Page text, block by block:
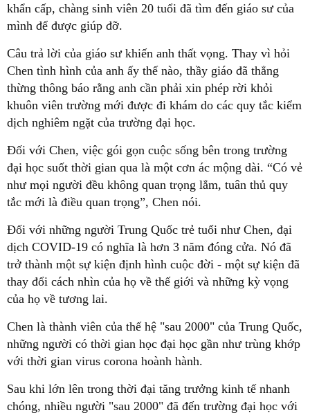
khẩn cấp, chàng sinh viên 20 tuổi đã tìm đến giáo sư của
mình để được giúp đỡ.
Câu trả lời của giáo sư khiến anh thất vọng. Thay vì hỏi
Chen tình hình của anh ấy thế nào, thầy giáo đã thẳng
thừng thông báo rằng anh cần phải xin phép rời khỏi
khuôn viên trường mới được đi khám do các quy tắc kiểm
dịch nghiêm ngặt của trường đại học.
Đối với Chen, việc gói gọn cuộc sống bên trong trường
đại học suốt thời gian qua là một cơn ác mộng dài. “Có vẻ
như mọi người đều không quan trọng lắm, tuân thủ quy
tắc mới là điều quan trọng”, Chen nói.
Đối với những người Trung Quốc trẻ tuổi như Chen, đại
dịch COVID-19 có nghĩa là hơn 3 năm đóng cửa. Nó đã
trở thành một sự kiện định hình cuộc đời - một sự kiện đã
thay đổi cách nhìn của họ về thế giới và những kỳ vọng
của họ về tương lai.
Chen là thành viên của thế hệ "sau 2000" của Trung Quốc,
những người có thời gian học đại học gần như trùng khớp
với thời gian virus corona hoành hành.
Sau khi lớn lên trong thời đại tăng trưởng kinh tế nhanh
chóng, nhiều người "sau 2000" đã đến trường đại học với